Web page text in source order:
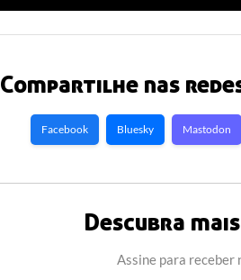
Compartilhe nas
Facebook Bluesky Mastodon
Descubra
Assine para receber